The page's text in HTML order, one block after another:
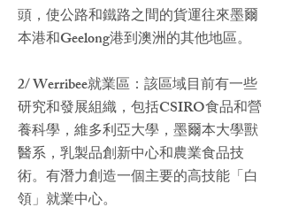
頭，使公路和鐵路之間的貨運往來墨爾
本港和Geelong港到澳洲的其他地區。
2/ Werribee就業區：該區域目前有一些
研究和發展組織，包括CSIRO食品和營
養科學，維多利亞大學，墨爾本大學獸
醫系，乳製品創新中心和農業食品技
術。有潛力創造一個主要的高技能「白
領」就業中心。